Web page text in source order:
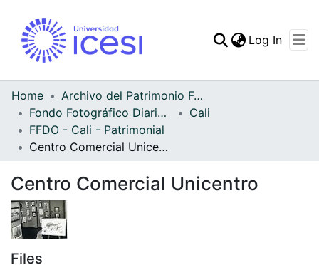
Statistics
Log In
Home
Archivo del Patrimonio Fotográfico y Fílmico del Valle del Cauca
Fondo Fotográfico Diario Occidente
Cali
FFDO - Cali - Patrimonial
Centro Comercial Unicentro
Centro Comercial Unicentro
Files